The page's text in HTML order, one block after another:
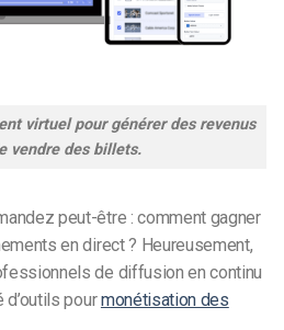
virtuel pour générer des revenus
vendre des billets.
peut-être : comment gagner
en direct ? Heureusement,
de diffusion en continu
d’outils pourmonétisation des